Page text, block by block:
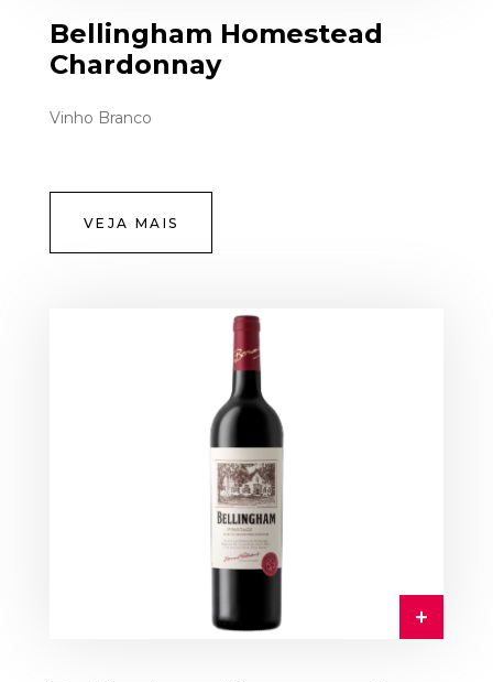
Bellingham Homestead
Chardonnay
Vinho Branco
VEJA MAIS